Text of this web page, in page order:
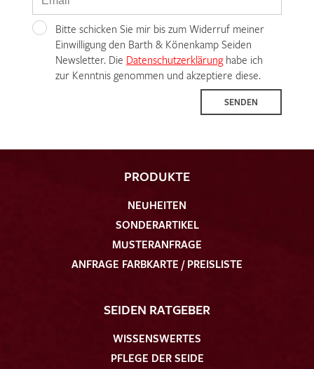
zur Beantwortung meiner Musteranfrage genutzt werden.
Die
Datenschutzbestimmungen
habe ich zur Kenntnis
genommen und akzeptiere diese.
MUSTERANFRAGE SENDEN
Bitte schicken Sie mir bis zum Widerruf meiner
Einwilligung den Barth & Könenkamp Seiden
Newsletter. Die Datenschutzerklärunghabe ich
zur Kenntnis genommen und akzeptiere diese.
SENDEN
PRODUKTE
NEUHEITEN
SONDERARTIKEL
MUSTERANFRAGE
ANFRAGE FARBKARTE / PREISLISTE
SEIDEN RATGEBER
WISSENSWERTES
PFLEGE DER SEIDE